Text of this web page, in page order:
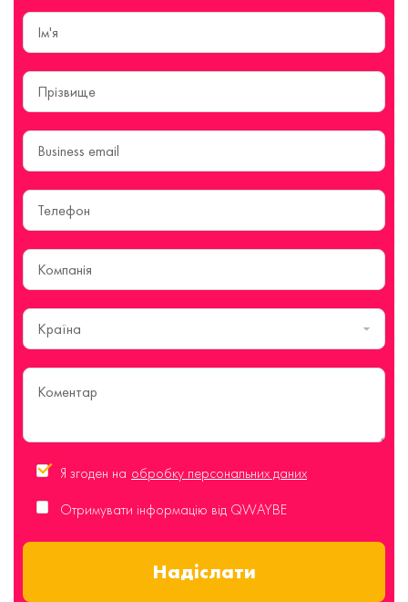
Країна
Я згоден на обробку персональних даних
Отримувати інформацію від QWAYBE
Надіслати